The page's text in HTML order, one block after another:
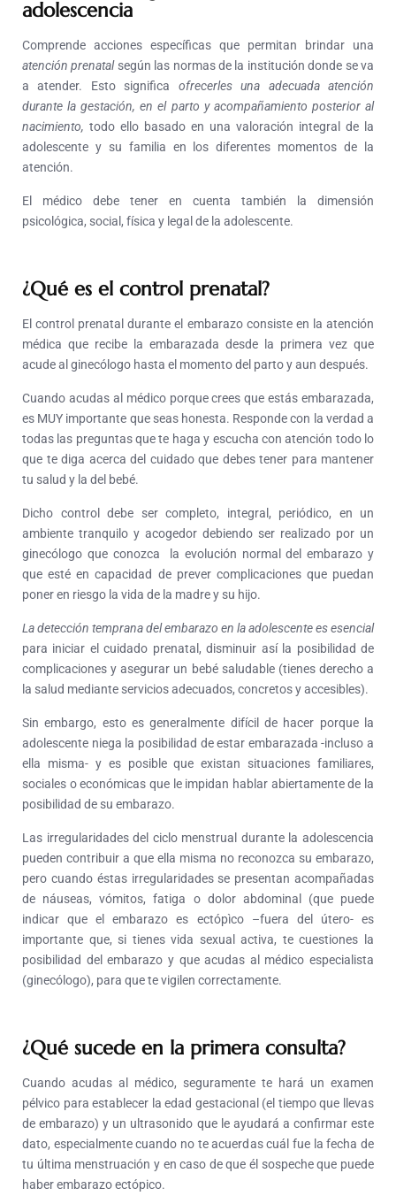
adolescencia
Comprende acciones específicas que permitan brindar una
atención prenatalsegún las normas de la institución donde se va
a atender. Esto significa ofrecerles una adecuada atención
durante la gestación, en el parto y acompañamiento posterior al
nacimiento, todo ello basado en una valoración integral de la
adolescente y su familia en los diferentes momentos de la
atención.
El médico debe tener en cuenta también la dimensión
psicológica, social, física y legal de la adolescente.
¿Qué es el control prenatal?
El control prenatal durante el embarazo consiste en la atención
médica que recibe la embarazada desde la primera vez que
acude al ginecólogo hasta el momento del parto y aun después.
Cuando acudas al médico porque crees que estás embarazada,
es MUY importante que seas honesta. Responde con la verdad a
todas las preguntas que te haga y escucha con atención todo lo
que te diga acerca del cuidado que debes tener para mantener
tu salud y la del bebé.
Dicho control debe ser completo, integral, periódico, en un
ambiente tranquilo y acogedor debiendo ser realizado por un
ginecólogo que conozca la evolución normal del embarazo y
que esté en capacidad de prever complicaciones que puedan
poner en riesgo la vida de la madre y su hijo.
La detección temprana del embarazo en la adolescente es esencial
para iniciar el cuidado prenatal, disminuir así la posibilidad de
complicaciones y asegurar un bebé saludable (tienes derecho a
la salud mediante servicios adecuados, concretos y accesibles).
Sin embargo, esto es generalmente difícil de hacer porque la
adolescente niega la posibilidad de estar embarazada -incluso a
ella misma- y es posible que existan situaciones familiares,
sociales o económicas que le impidan hablar abiertamente de la
posibilidad de su embarazo.
Las irregularidades del ciclo menstrual durante la adolescencia
pueden contribuir a que ella misma no reconozca su embarazo,
pero cuando éstas irregularidades se presentan acompañadas
de náuseas, vómitos, fatiga o dolor abdominal (que puede
indicar que el embarazo es ectópìco –fuera del útero- es
importante que, si tienes vida sexual activa, te cuestiones la
posibilidad del embarazo y que acudas al médico especialista
(ginecólogo), para que te vigilen correctamente.
¿Qué sucede en la primera consulta?
Cuando acudas al médico, seguramente te hará un examen
pélvico para establecer la edad gestacional (el tiempo que llevas
de embarazo) y un ultrasonido que le ayudará a confirmar este
dato, especialmente cuando no te acuerdas cuál fue la fecha de
tu última menstruación y en caso de que él sospeche que puede
haber embarazo ectópico.